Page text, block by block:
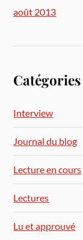
août 2013
Catégories
Interview
Journal du blog
Lecture en cours
Lectures
Lu et approuvé